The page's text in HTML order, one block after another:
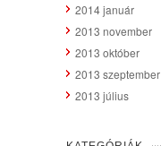
2014 január
2013 november
2013 október
2013 szeptember
2013 július